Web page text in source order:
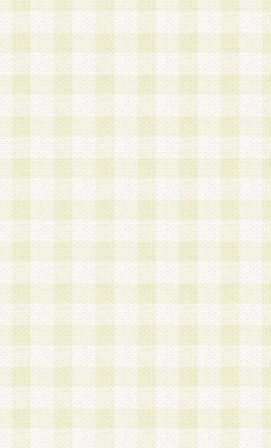
a.既に登録されている会員と同一のメールアドレ
録する場合
b.本サービスと同様のサービスを提供している企
業に従事していると思われる本人またはその家族
場合
c.その他当社が不適切と判断する場合
2.当社は、会員登録希望者を会員として承認する
した 場合、会員登録希望者による会員登録手続
による承認後の場合であっても、会員登録の取り
の抹消を、当社が適切と判 断する方法・手段に
とができるものとします。
3.会員登録希望者が18歳未満、成年被後見人、被
人 である場合は、親権者などの法定代理人の同
録を行うものとします。なお、義務教育学齢に該
者については、登録時に 当社が別途定める方法
権者による承認手続きを行うものとします。
第3条 会員の登録方法
1.会員登録手続きは、会員登録希望者本人が行う
る登録は一切認められないものとします。
2.会員登録希望者は、本規約に同意の後、当社指
画 面」において、当社が指定する必要事項を入
を行うものとします。当社は、会員登録を承認し
会員として本サービスを 受けるためのログイン
を付与します。
3.会員は、会員登録の際に申告する登録情報の全